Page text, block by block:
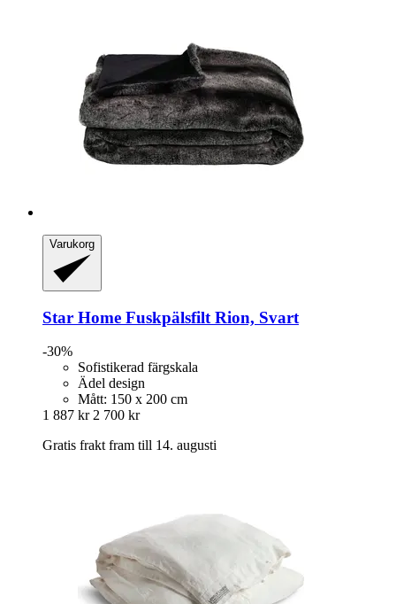
Varukorg
Star Home Fuskpälsfilt Rion, Svart
-30%
Sofistikerad färgskala
Ädel design
Mått: 150 x 200 cm
1 887 kr 2 700 kr
Gratis frakt fram till 14. augusti